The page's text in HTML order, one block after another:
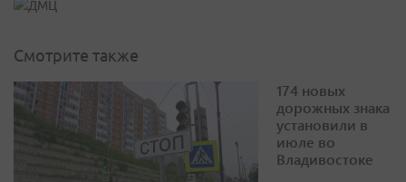
Смотрите также
174 новых
дорожных знака
установили в
июле во
Владивостоке